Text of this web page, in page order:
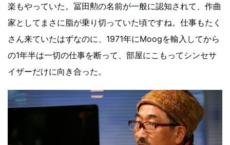
楽もやっていた。冨田勲の名前が一般に認知されて、作曲
家としてまさに脂が乗り切っていた頃ですね。仕事もたく
さん来ていたはずなのに、1971年にMoogを輸入してから
の1年半は一切の仕事を断って、部屋にこもってシンセサ
イザーだけに向き合った。